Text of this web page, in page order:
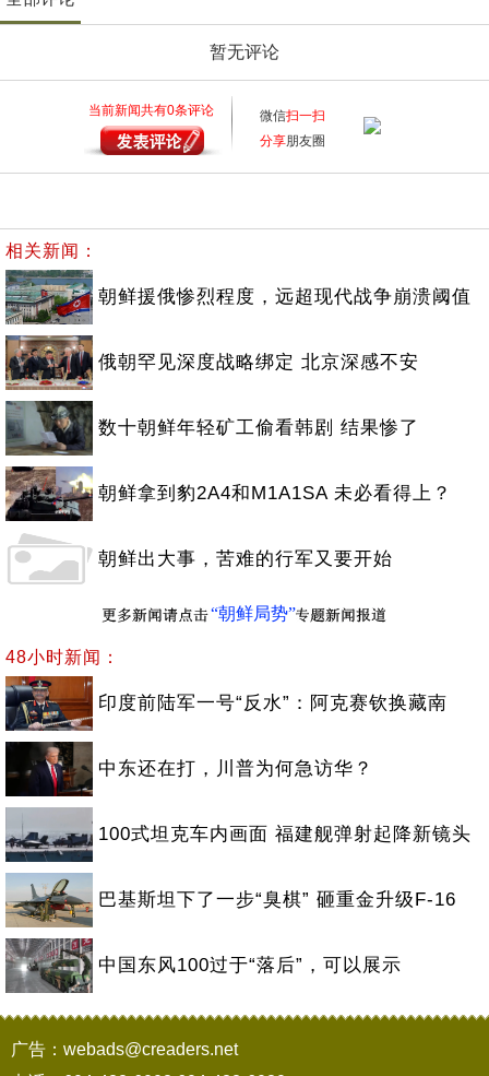
暂无评论
当前新闻共有0条评论 微信扫一扫
分享朋友圈
相关新闻：
朝鲜援俄惨烈程度，远超现代战争崩溃阈值
俄朝罕见深度战略绑定 北京深感不安
数十朝鲜年轻矿工偷看韩剧 结果惨了
朝鲜拿到豹2A4和M1A1SA 未必看得上？
朝鲜出大事，苦难的行军又要开始
“朝鲜局势”
48小时新闻：
印度前陆军一号“反水”：阿克赛钦换藏南
中东还在打，川普为何急访华？
100式坦克车内画面 福建舰弹射起降新镜头
巴基斯坦下了一步“臭棋” 砸重金升级F-16
中国东风100过于“落后”，可以展示
广告：webads@creaders.net